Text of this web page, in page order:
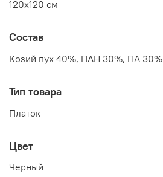
120x120 см
Состав
Козий пух 40%, ПАН 30%, ПА 30%
Тип товара
Платок
Цвет
Черный